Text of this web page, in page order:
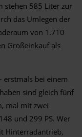
stehen 585 Liter zur
das Umlegen der
von 1.710
Großeinkauf als
erstmals bei einem
sind gleich fünf
mal mit zwei
und 299 PS. Wer
Hinterradantrieb,